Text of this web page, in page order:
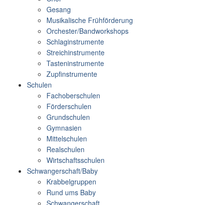
Gesang
Musikalische Frühförderung
Orchester/Bandworkshops
Schlaginstrumente
Streichinstrumente
Tasteninstrumente
Zupfinstrumente
Schulen
Fachoberschulen
Förderschulen
Grundschulen
Gymnasien
Mittelschulen
Realschulen
Wirtschaftsschulen
Schwangerschaft/Baby
Krabbelgruppen
Rund ums Baby